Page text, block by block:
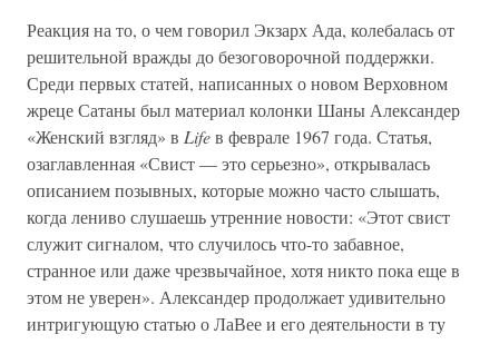
Реакция на то, о чем говорил Экзарх Ада, колебалась от
решительной вражды до безоговорочной поддержки.
Среди первых статей, написанных о новом Верховном
жреце Сатаны был материал колонки Шаны Александер
«Женский взгляд» в Lifeв феврале 1967 года. Статья,
озаглавленная «Свист — это серьезно», открывалась
описанием позывных, которые можно часто слышать,
когда лениво слушаешь утренние новости: «Этот свист
служит сигналом, что случилось что-то забавное,
странное или даже чрезвычайное, хотя никто пока еще в
этом не уверен». Александер продолжает удивительно
интригующую статью о ЛаВее и его деятельности в ту